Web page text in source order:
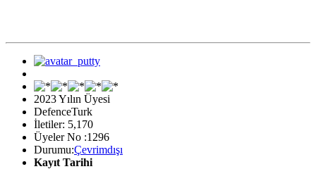
2023 Yılın Üyesi
DefenceTurk
İletiler: 5,170
Üyeler No :1296
Durumu:Çevrimdışı
Kayıt Tarihi